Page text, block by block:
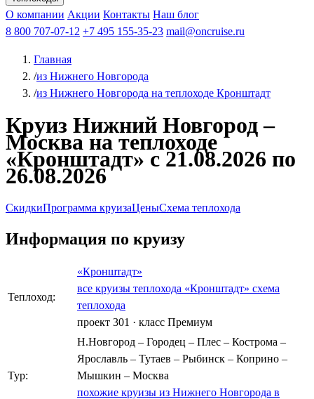
Чебоксарыиз Волгоградаиз Саратова Все города
КазаньВ Нижний НовгородВ ПермьВ Ростов-на-Дону
РыбинскНа СоловкиНа ВалаамПо ОкеПо Енисею
Афанасий Никитин Октябрьская революция
ФединАлександр СвешниковИван
МироновА.С.Попов
О компании Акции Контакты Наш блог
8 800 707-07-12 +7 495 155-35-23 mail@oncruise.ru
Главная
/из Нижнего Новгорода
/из Нижнего Новгорода на теплоходе Кронштадт
Круиз Нижний Новгород –
Москва на теплоходе
«Кронштадт» с 21.08.2026 по
26.08.2026
СкидкиПрограмма круизаЦеныСхема теплохода
Информация по круизу
Теплоход:
«Кронштадт»
все круизы теплохода «Кронштадт» схема
теплохода
проект 301 · класс Премиум
Тур:
Н.Новгород – Городец – Плес – Кострома –
Ярославль – Тутаев – Рыбинск – Коприно –
Мышкин – Москва
похожие круизы из Нижнего Новгорода в